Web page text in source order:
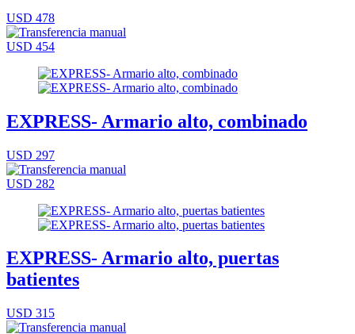
USD 478
USD 454
EXPRESS- Armario alto, combinado
USD 297
USD 282
EXPRESS- Armario alto, puertas
batientes
USD 315